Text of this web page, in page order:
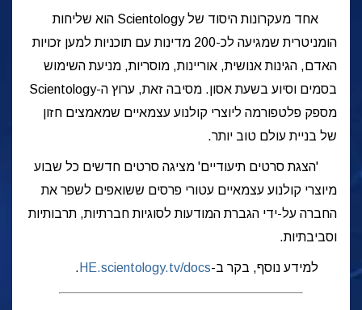
אחד מעקרונות היסוד של Scientology הוא שליחות
הומניטרית שמגיעה לכ-200 מדינות עם תוכניות למען זכויות
האדם, הגינות אנושית, אוריינות, מוסריות, מניעת השימוש
בסמים וסיוע בשעת אסון. מסיבה זאת, ערוץ ה-Scientology
מספק פלטפורמה ליוצרי קולנוע עצמאיים שמאמצים חזון
של בניית עולם טוב יותר.
'הצגת סרטים תיעודיים' מציגה סרטים חדשים כל שבוע
מיוצרי קולנוע עצמאיים עטורי פרסים ששואפים לשפר את
החברה על-ידי הגברת המודעות לסוגיות חברתיות, תרבותיות
וסביבתיות.
למידע נוסף, בקר ב-HE.scientology.tv/docs
.